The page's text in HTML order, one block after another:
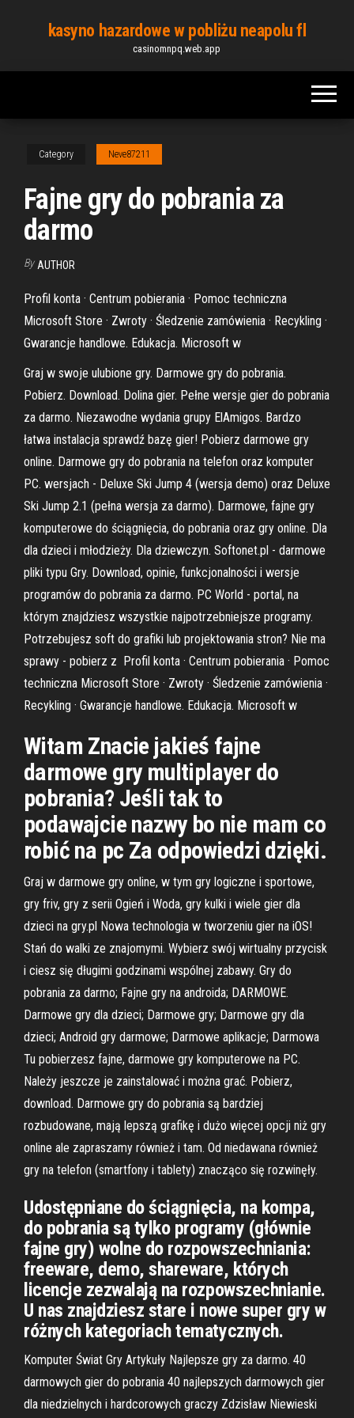
content
kasyno hazardowe w pobliżu neapolu fl
casinomnpq.web.app
Category Neve87211
Fajne gry do pobrania za
darmo
By AUTHOR
Profil konta · Centrum pobierania · Pomoc techniczna
Microsoft Store · Zwroty · Śledzenie zamówienia · Recykling ·
Gwarancje handlowe. Edukacja. Microsoft w
Graj w swoje ulubione gry. Darmowe gry do pobrania.
Pobierz. Download. Dolina gier. Pełne wersje gier do pobrania
za darmo. Niezawodne wydania grupy ElAmigos. Bardzo
łatwa instalacja sprawdź bazę gier! Pobierz darmowe gry
online. Darmowe gry do pobrania na telefon oraz komputer
PC. wersjach - Deluxe Ski Jump 4 (wersja demo) oraz Deluxe
Ski Jump 2.1 (pełna wersja za darmo). Darmowe, fajne gry
komputerowe do ściągnięcia, do pobrania oraz gry online. Dla
dla dzieci i młodzieży. Dla dziewczyn. Softonet.pl - darmowe
pliki typu Gry. Download, opinie, funkcjonalności i wersje
programów do pobrania za darmo. PC World - portal, na
którym znajdziesz wszystkie najpotrzebniejsze programy.
Potrzebujesz soft do grafiki lub projektowania stron? Nie ma
sprawy - pobierz z Profil konta · Centrum pobierania · Pomoc
techniczna Microsoft Store · Zwroty · Śledzenie zamówienia ·
Recykling · Gwarancje handlowe. Edukacja. Microsoft w
Witam Znacie jakieś fajne
darmowe gry multiplayer do
pobrania? Jeśli tak to
podawajcie nazwy bo nie mam co
robić na pc Za odpowiedzi dzięki.
Graj w darmowe gry online, w tym gry logiczne i sportowe,
gry friv, gry z serii Ogień i Woda, gry kulki i wiele gier dla
dzieci na gry.pl Nowa technologia w tworzeniu gier na iOS!
Stań do walki ze znajomymi. Wybierz swój wirtualny przycisk
i ciesz się długimi godzinami wspólnej zabawy. Gry do
pobrania za darmo; Fajne gry na androida; DARMOWE.
Darmowe gry dla dzieci; Darmowe gry; Darmowe gry dla
dzieci; Android gry darmowe; Darmowe aplikacje; Darmowa
Tu pobierzesz fajne, darmowe gry komputerowe na PC.
Należy jeszcze je zainstalować i można grać. Pobierz,
download. Darmowe gry do pobrania są bardziej
rozbudowane, mają lepszą grafikę i dużo więcej opcji niż gry
online ale zapraszamy również i tam. Od niedawana również
gry na telefon (smartfony i tablety) znacząco się rozwinęły.
Udostępniane do ściągnięcia, na kompa,
do pobrania są tylko programy (głównie
fajne gry) wolne do rozpowszechniania:
freeware, demo, shareware, których
licencje zezwalają na rozpowszechnianie.
U nas znajdziesz stare i nowe super gry w
różnych kategoriach tematycznych.
Komputer Świat Gry Artykuły Najlepsze gry za darmo. 40
darmowych gier do pobrania 40 najlepszych darmowych gier
dla niedzielnych i hardcorowych graczy Zdzisław Niewieski